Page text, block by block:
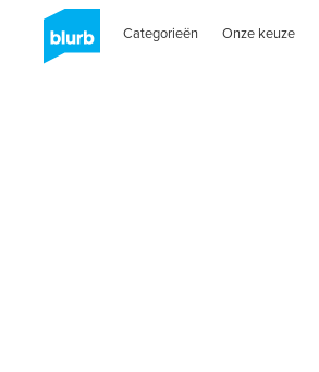
Categorieën Onze keuze